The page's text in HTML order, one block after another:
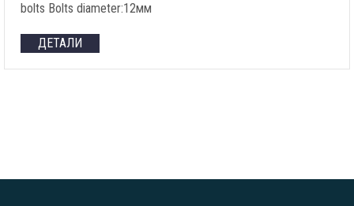
bolts Bolts diameter:12мм
ДЕТАЛИ